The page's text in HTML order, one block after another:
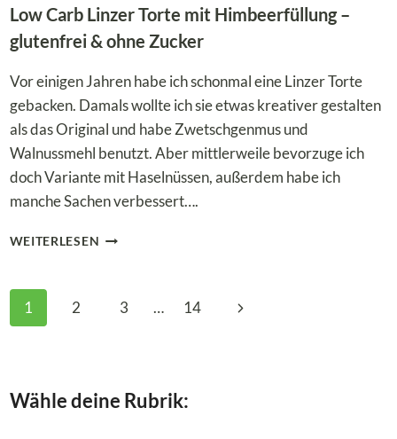
Low Carb Linzer Torte mit Himbeerfüllung –
glutenfrei & ohne Zucker
Vor einigen Jahren habe ich schonmal eine Linzer Torte
gebacken. Damals wollte ich sie etwas kreativer gestalten
als das Original und habe Zwetschgenmus und
Walnussmehl benutzt. Aber mittlerweile bevorzuge ich
doch Variante mit Haselnüssen, außerdem habe ich
manche Sachen verbessert….
WEITERLESEN LOW
MIT
OHNE
Seitennavigation
1 2 3 … 14
Nächste
Wähle deine Rubrik: